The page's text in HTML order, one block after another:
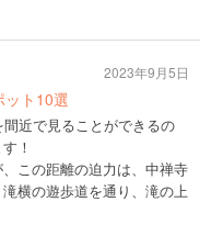
ト10選
近で見ることができるの
！
この距離の迫力は、中禅寺
横の遊歩道を通り、滝の上
2023年9月5日